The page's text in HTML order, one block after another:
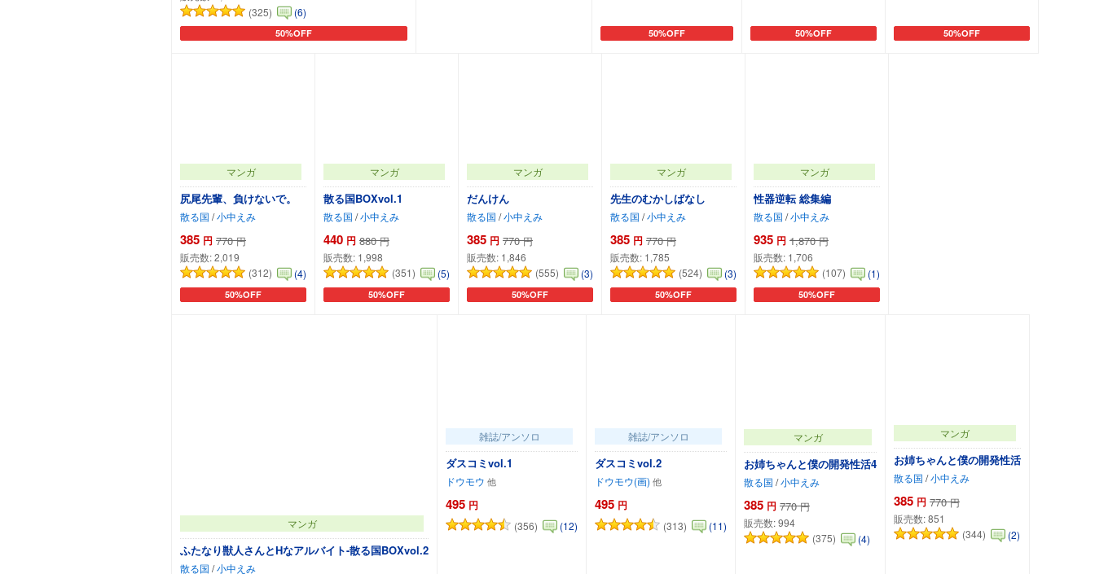
(325)
(6)
50%OFF
カートに追加 50%OFF
カートに追加 50%OFF
カートに追加 50%OFF
カートに追加
マンガ
尻尾先輩、負けないで。
散る国 /小中えみ
385 円 770 円
販売数:2,019
(312)
(4)
50%OFF
カートに追加
マンガ
散る国BOXvol.1
散る国 /小中えみ
440 円 880 円
販売数: 1,998
(351)
(5)
50%OFF
カートに追加
マンガ
だんけん
散る国 /小中えみ
385 円 770 円
販売数: 1,846
(555)
(3)
50%OFF
カートに追加
マンガ
先生のむかしばなし
散る国 /小中えみ
385 円 770 円
販売数: 1,785
(524)
(3)
50%OFF
カートに追加
マンガ
性器逆転 総集編
散る国 /小中えみ
935 円 1,870 円
販売数: 1,706
(107)
(1)
50%OFF
カートに追加
マンガ
ふたなり獣人さんとHなアルバイト-散る国BOXvol.2
散る国 /小中えみ
雑誌/アンソロ
ダスコミvol.1
ドウモウ
495 円
(356) (12)
雑誌/アンソロ
ダスコミvol.2
ドウモウ(画)
495 円
(313) (11)
マンガ
お姉ちゃんと僕の開発性活4
散る国 /小中えみ
385 円 770 円
販売数:994
(375)
(4)
マンガ
お姉ちゃんと僕の開発性活
散る国 /小中えみ
385 円 770 円
販売数:851
(344)
(2)